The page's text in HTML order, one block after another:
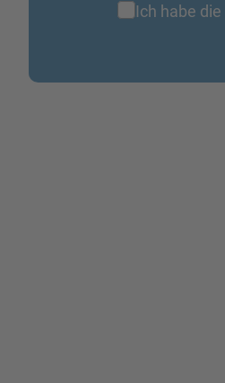
Ich habe die